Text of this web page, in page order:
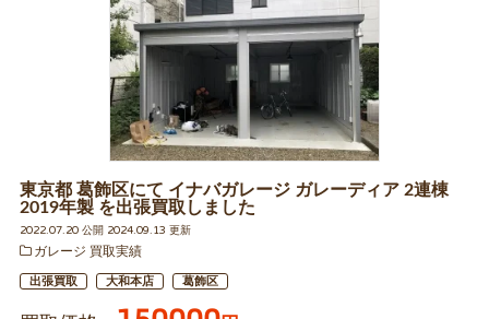
東京都 葛飾区にて イナバガレージ ガレーディア 2連棟
2019年製 を出張買取しました
2022.07.20 公開 2024.09.13 更新
ガレージ 買取実績
出張買取 大和本店 葛飾区